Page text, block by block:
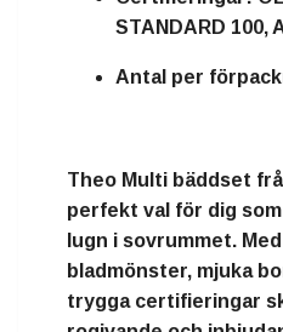
STANDARD 100,
Antal per
Theo Multi bäddset
perfekt val för dig
lugn i sovrummet.
bladmönster, mjuka
trygga certifieringar